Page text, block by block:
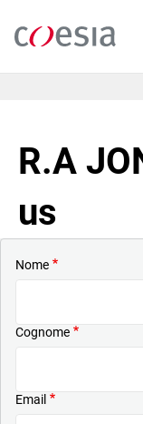
contenuto
R.A
us
Nome
Cognome
Email